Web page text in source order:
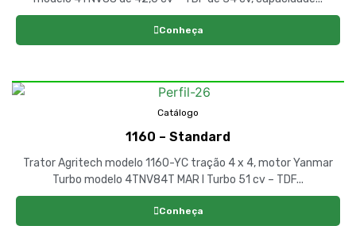
Conheça
Catálogo
1160 – Standard
Trator Agritech modelo 1160-YC tração 4 x 4, motor Yanmar
Turbo modelo 4TNV84T MAR I Turbo 51 cv – TDF...
Conheça